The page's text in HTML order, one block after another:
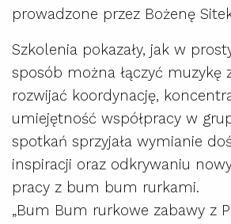
prowadzone przez Bożenę
Szkolenia pokazały, jak w
sposób można łączyć muzykę
rozwijać koordynację,
umiejętność współpracy w
spotkań sprzyjała wymianie
inspiracji oraz odkrywaniu
pracy z bum bum rurkami.
„Bum Bum rurkowe zabawy z